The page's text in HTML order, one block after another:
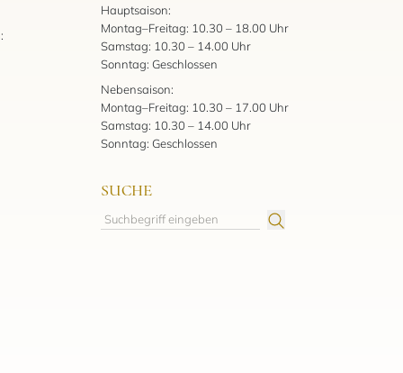
Hauptsaison:
Montag–Freitag: 10.30 – 18.00 Uhr
Samstag: 10.30 – 14.00 Uhr
Sonntag: Geschlossen
Nebensaison:
Montag–Freitag: 10.30 – 17.00 Uhr
Samstag: 10.30 – 14.00 Uhr
Sonntag: Geschlossen
SUCHE